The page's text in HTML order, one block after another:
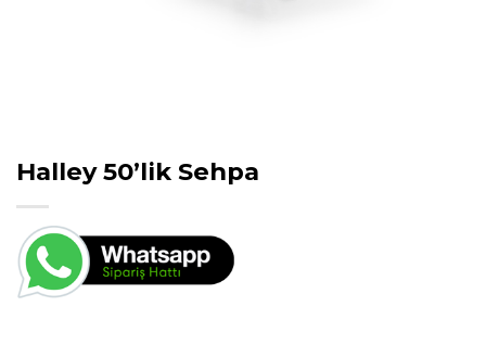
Halley 50’lik Sehpa